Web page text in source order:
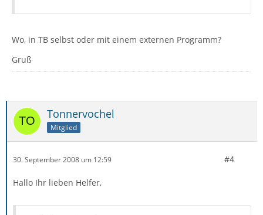
Wo, in TB selbst oder mit einem externen Programm?
Gruß
Tonnervochel
Mitglied
30. September 2008 um 12:59 #4
Hallo Ihr lieben Helfer,